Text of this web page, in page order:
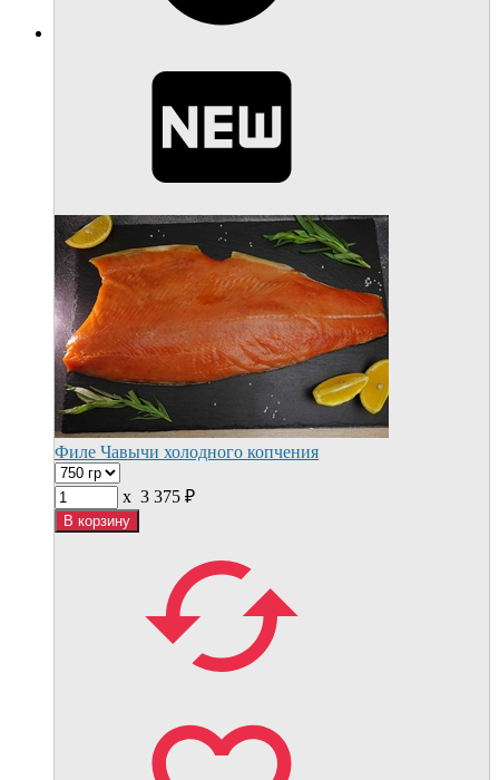
Филе Чавычи холодного копчения
x 3 375 ₽